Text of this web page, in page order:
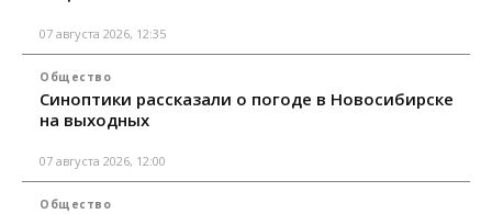
07 августа 2026, 12:35
Общество
Синоптики рассказали о погоде в Новосибирске
на выходных
07 августа 2026, 12:00
Общество